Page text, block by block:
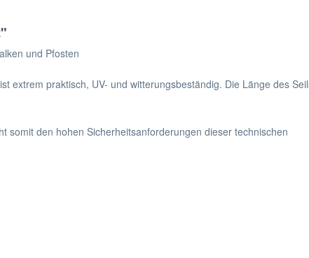
und Pfosten
extrem praktisch, UV- und witterungsbeständig. Die Länge des
somit den hohen Sicherheitsanforderungen dieser technischen